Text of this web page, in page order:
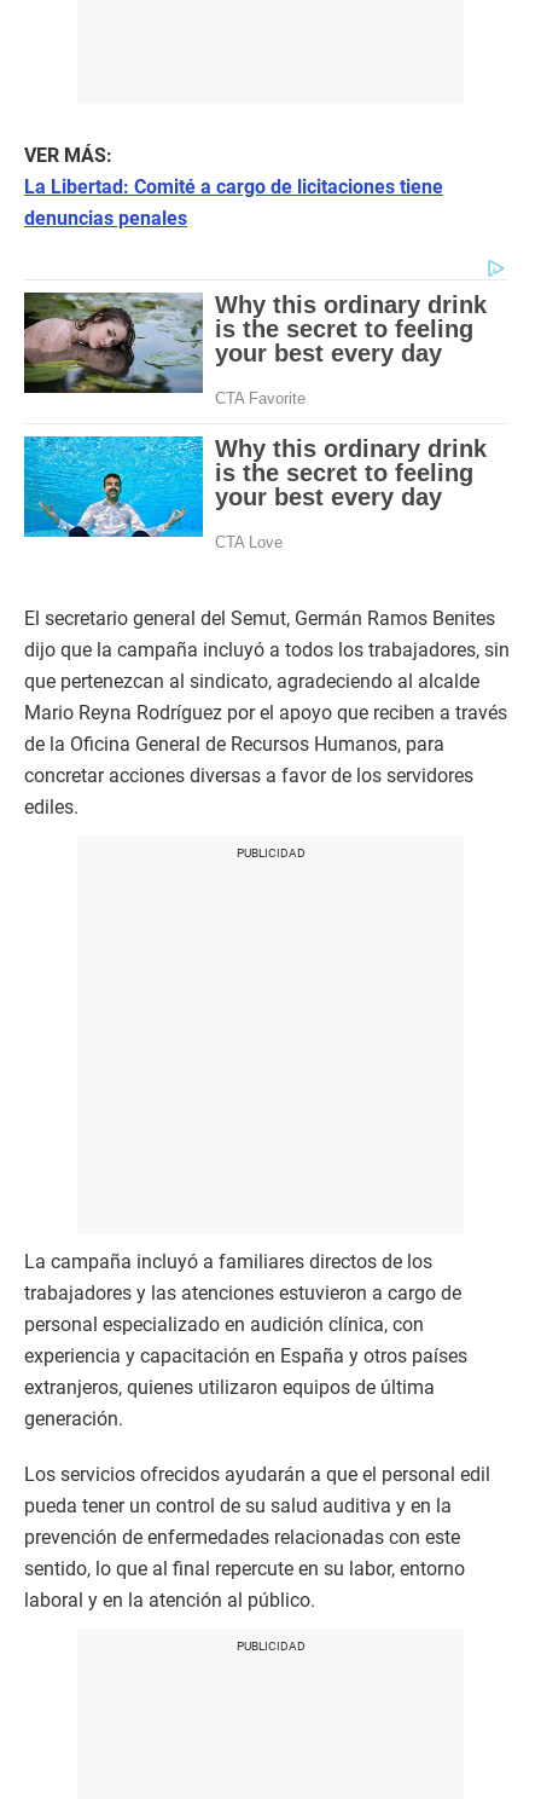
VER MÁS:
La Libertad: Comité a cargo de licitaciones tiene
denuncias penales
El secretario general del Semut, Germán Ramos Benites
dijo que la campaña incluyó a todos los trabajadores, sin
que pertenezcan al sindicato, agradeciendo al alcalde
Mario Reyna Rodríguez por el apoyo que reciben a través
de la Oficina General de Recursos Humanos, para
concretar acciones diversas a favor de los servidores
ediles.
La campaña incluyó a familiares directos de los
trabajadores y las atenciones estuvieron a cargo de
personal especializado en audición clínica, con
experiencia y capacitación en España y otros países
extranjeros, quienes utilizaron equipos de última
generación.
Los servicios ofrecidos ayudarán a que el personal edil
pueda tener un control de su salud auditiva y en la
prevención de enfermedades relacionadas con este
sentido, lo que al final repercute en su labor, entorno
laboral y en la atención al público.